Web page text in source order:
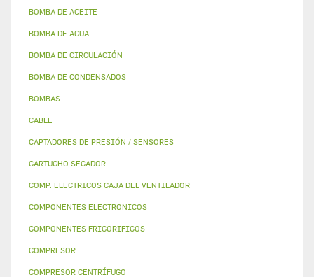
BOMBA DE ACEITE
BOMBA DE AGUA
BOMBA DE CIRCULACIÓN
BOMBA DE CONDENSADOS
BOMBAS
CABLE
CAPTADORES DE PRESIÓN / SENSORES
CARTUCHO SECADOR
COMP. ELECTRICOS CAJA DEL VENTILADOR
COMPONENTES ELECTRONICOS
COMPONENTES FRIGORIFICOS
COMPRESOR
COMPRESOR CENTRÍFUGO